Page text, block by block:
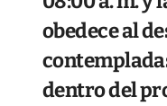
obedece al
dentro del